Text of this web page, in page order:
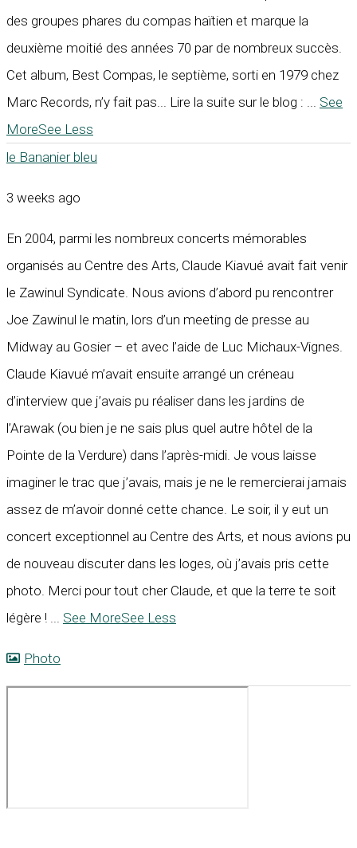
des groupes phares du compas haïtien et marque la
deuxième moitié des années 70 par de nombreux succès.
Cet album, Best Compas, le septième, sorti en 1979 chez
Marc Records, n’y fait pas... Lire la suite sur le blog : ... See
MoreSee Less
le Bananier bleu
3 weeks ago
En 2004, parmi les nombreux concerts mémorables
organisés au Centre des Arts, Claude Kiavué avait fait venir
le Zawinul Syndicate. Nous avions d’abord pu rencontrer
Joe Zawinul le matin, lors d’un meeting de presse au
Midway au Gosier – et avec l’aide de Luc Michaux-Vignes.
Claude Kiavué m’avait ensuite arrangé un créneau
d’interview que j’avais pu réaliser dans les jardins de
l’Arawak (ou bien je ne sais plus quel autre hôtel de la
Pointe de la Verdure) dans l’après-midi. Je vous laisse
imaginer le trac que j’avais, mais je ne le remercierai jamais
assez de m’avoir donné cette chance. Le soir, il y eut un
concert exceptionnel au Centre des Arts, et nous avions pu
de nouveau discuter dans les loges, où j’avais pris cette
photo. Merci pour tout cher Claude, et que la terre te soit
légère ! ... See MoreSee Less
Photo